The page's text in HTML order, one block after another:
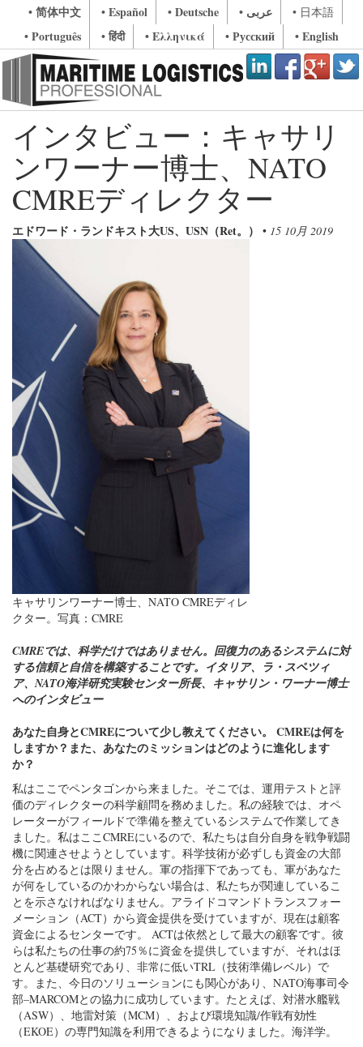
• 简体中文 • Español • Deutsche • عربى • 日本語
• Português • हिंदी • Ελληνικά • Русский • English
インタビュー：キャサリ
ンワーナー博士、NATO
CMREディレクター
エドワード・ランドキスト大US、USN（Ret。） • 15 10月 2019
キャサリンワーナー博士、NATO CMREディレ
クター。写真：CMRE
CMREでは、科学だけではありません。回復力のあるシステムに対
する信頼と自信を構築することです。イタリア、ラ・スペツィ
ア、NATO海洋研究実験センター所長、キャサリン・ワーナー博士
へのインタビュー
あなた自身とCMREについて少し教えてください。 CMREは何を
しますか？また、あなたのミッションはどのように進化します
か？
私はここでペンタゴンから来ました。そこでは、運用テストと評
価のディレクターの科学顧問を務めました。私の経験では、オペ
レーターがフィールドで準備を整えているシステムで作業してき
ました。私はここCMREにいるので、私たちは自分自身を戦争戦闘
機に関連させようとしています。科学技術が必ずしも資金の大部
分を占めるとは限りません。軍の指揮下であっても、軍があなた
が何をしているのかわからない場合は、私たちが関連しているこ
とを示さなければなりません。アライドコマンドトランスフォー
メーション（ACT）から資金提供を受けていますが、現在は顧客
資金によるセンターです。 ACTは依然として最大の顧客です。彼
らは私たちの仕事の約75％に資金を提供していますが、それはほ
とんど基礎研究であり、非常に低いTRL（技術準備レベル）で
す。また、今日のソリューションにも関心があり、NATO海事司令
部–MARCOMとの協力に成功しています。たとえば、対潜水艦戦
（ASW）、地雷対策（MCM）、および環境知識/作戦有効性
（EKOE）の専門知識を利用できるようになりました。海洋学。